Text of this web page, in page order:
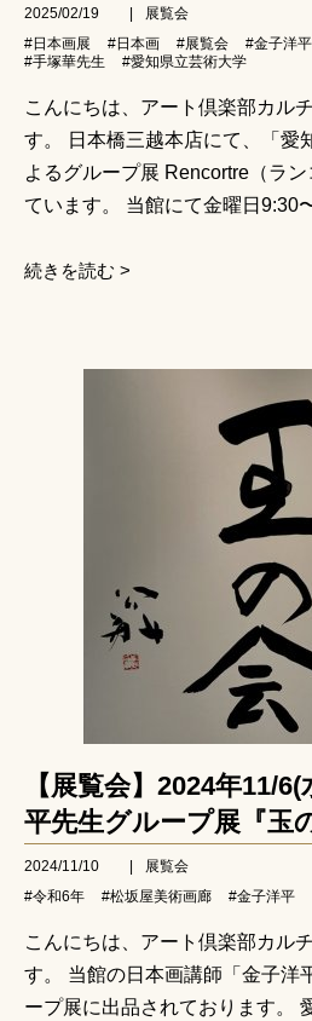
2025/02/19
展覧会
#日本画展
#日本画 #展覧会 #金子洋平
#手塚華先生
#愛知県立芸術大学
こんにちは、アート倶楽部カル
す。 日本橋三越本店にて、「愛
よるグループ展 Rencortre（ラ
ています。 当館にて金曜日9:30
続きを読む >
【展覧会】2024年11/
平先生グループ展『玉
2024/11/10
展覧会
#令和6年
#松坂屋美術画廊 #金子洋平
こんにちは、アート倶楽部カル
す。 当館の日本画講師「金子洋
ープ展に出品されております。